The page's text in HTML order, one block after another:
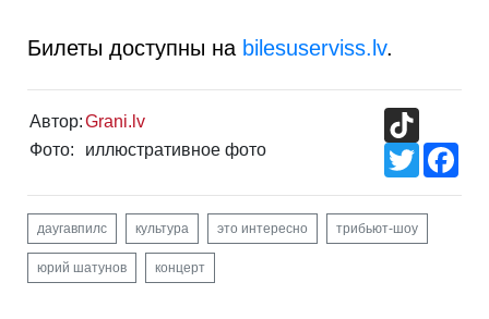
Билеты доступны на bilesuserviss.lv.
Автор:Grani.lv
Фото:
иллюстративное фото
Twitter
даугавпилс культура это интересно трибьют-шоу
юрий шатунов концерт